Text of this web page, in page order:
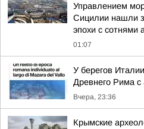
Управлением
Сицилии нашли
эпохи с сотнями
01:07
У берегов
Древнего Рима
Вчера, 23:36
Крымские